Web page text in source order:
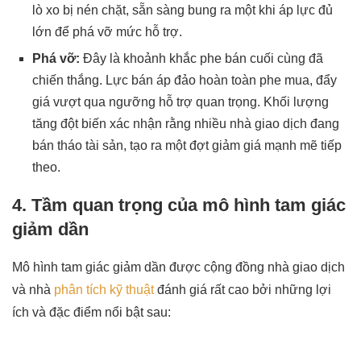
lò xo bị nén chặt, sẵn sàng bung ra một khi áp lực đủ
lớn để phá vỡ mức hỗ trợ.
Phá vỡ: Đây là khoảnh khắc phe bán cuối cùng đã
chiến thắng. Lực bán áp đảo hoàn toàn phe mua, đẩy
giá vượt qua ngưỡng hỗ trợ quan trọng. Khối lượng
tăng đột biến xác nhận rằng nhiều nhà giao dịch đang
bán tháo tài sản, tạo ra một đợt giảm giá mạnh mẽ tiếp
theo.
4. Tầm quan trọng của mô hình tam giác
giảm dần
Mô hình tam giác giảm dần được cộng đồng nhà giao dịch
và nhà phân tích kỹ thuậtđánh giá rất cao bởi những lợi
ích và đặc điểm nổi bật sau: